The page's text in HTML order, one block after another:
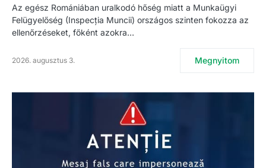
Az egész Romániában uralkodó hőség miatt a Munkaügyi
Felügyelőség (Inspecția Muncii) országos szinten fokozza az
ellenőrzéseket, főként azokra…
2026. augusztus 3. Megnyitom